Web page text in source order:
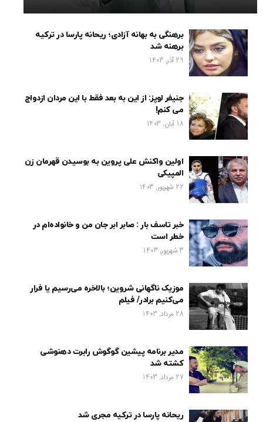
برهنگی به بهانه آزادی؛ ریحانه پارسا در ترکیه
برهنه شد
29 آذر, 1403
جنیفر لوپز: از این به بعد فقط با این مردان ازدواج
می کنم!
18 آبان, 1403
اولین واکنش علی پروین به بوسیدن قهرمان زن
المپیکی
22 شهریور, 1403
خبر تاسف بار : صابر ابر جان من و خانواده‌ام در
خطر است
3 شهریور, 1403
موزیک ناگهانی شروین؛ بالاخره می‌رسیم یا فرار
می‌کنیم برادر/ فیلم
28 مرداد, 1403
مدیر برنامه پیشین گوگوش رابرت دهنوشی
کشته شد
27 مرداد, 1403
ریحانه پارسا در ترکیه مجری شد